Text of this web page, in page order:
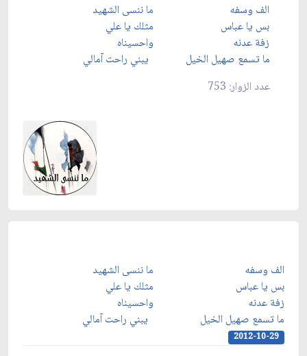
الف وسفه
ما ننسى الشهيد
بس يا عباس
مثلك يا علي
زفة عدنه
واحسيناه
ما تسمع صهيل الخيل
يبني راحت آمالي
عدد الزوار: 753
الف وسفه
ما ننسى الشهيد
بس يا عباس
مثلك يا علي
زفة عدنه
واحسيناه
ما تسمع صهيل الخيل
يبني راحت آمالي
2012-10-29